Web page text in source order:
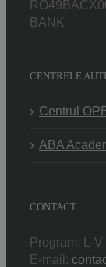
BANK
CENTRELE
Centrul
ABA
CONTACT
Program: L-V
E-mail: